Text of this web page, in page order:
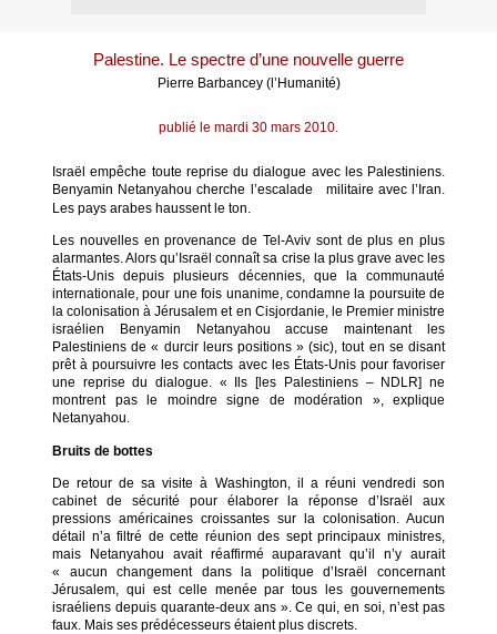
Palestine. Le spectre d’une nouvelle guerre
Pierre Barbancey (l’Humanité)
publié le mardi 30 mars 2010.
Israël empêche toute reprise du dialogue avec les Palestiniens.
Benyamin Netanyahou cherche l’escalade
militaire avec l’Iran.
Les pays arabes haussent le ton.
Les nouvelles en provenance de Tel-Aviv sont de plus en plus
alarmantes. Alors qu’Israël connaît sa crise la plus grave avec les
États-Unis depuis plusieurs décennies, que la communauté
internationale, pour une fois unanime, condamne la poursuite de
la colonisation à Jérusalem et en Cisjordanie, le Premier ministre
israélien Benyamin Netanyahou accuse maintenant les
Palestiniens de « durcir leurs positions » (sic), tout en se disant
prêt à poursuivre les contacts avec les États-Unis pour favoriser
une reprise du dialogue. « Ils [les Palestiniens – NDLR] ne
montrent pas le moindre signe de modération », explique
Netanyahou.
Bruits de bottes
De retour de sa visite à Washington, il a réuni vendredi son
cabinet de sécurité pour élaborer la réponse d’Israël aux
pressions américaines croissantes sur la colonisation. Aucun
détail n’a filtré de cette réunion des sept principaux ministres,
mais Netanyahou avait réaffirmé auparavant qu’il n’y aurait
« aucun changement dans la politique d’Israël concernant
Jérusalem, qui est celle menée par tous les gouvernements
israéliens depuis quarante-deux ans ». Ce qui, en soi, n’est pas
faux. Mais ses prédécesseurs étaient plus discrets.